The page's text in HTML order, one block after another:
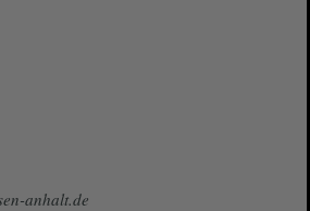
anhalt.de